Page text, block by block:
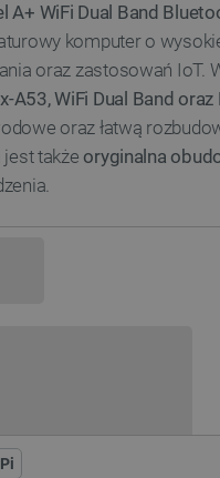
A+ WiFi Dual Band
komputer o
oraz zastosowań IoT.
A53, WiFi Dual Band
oraz łatwą
jest także oryginalna